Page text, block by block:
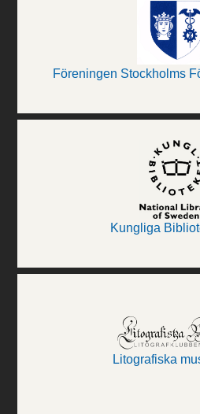
Föreningen Stockholms
Kungliga
Litografiska